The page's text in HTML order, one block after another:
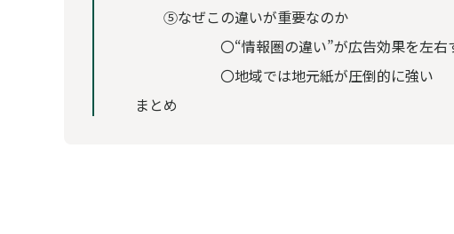
⑤なぜこの違いが重要なのか
〇“情報圏の違い”が広告効果を左右
〇地域では地元紙が圧倒的に強い
まとめ